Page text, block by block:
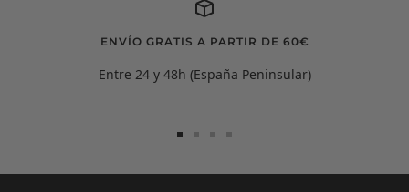
ENVÍO GRATIS A PARTIR DE 60€
Entre 24 y 48h (España Peninsular)